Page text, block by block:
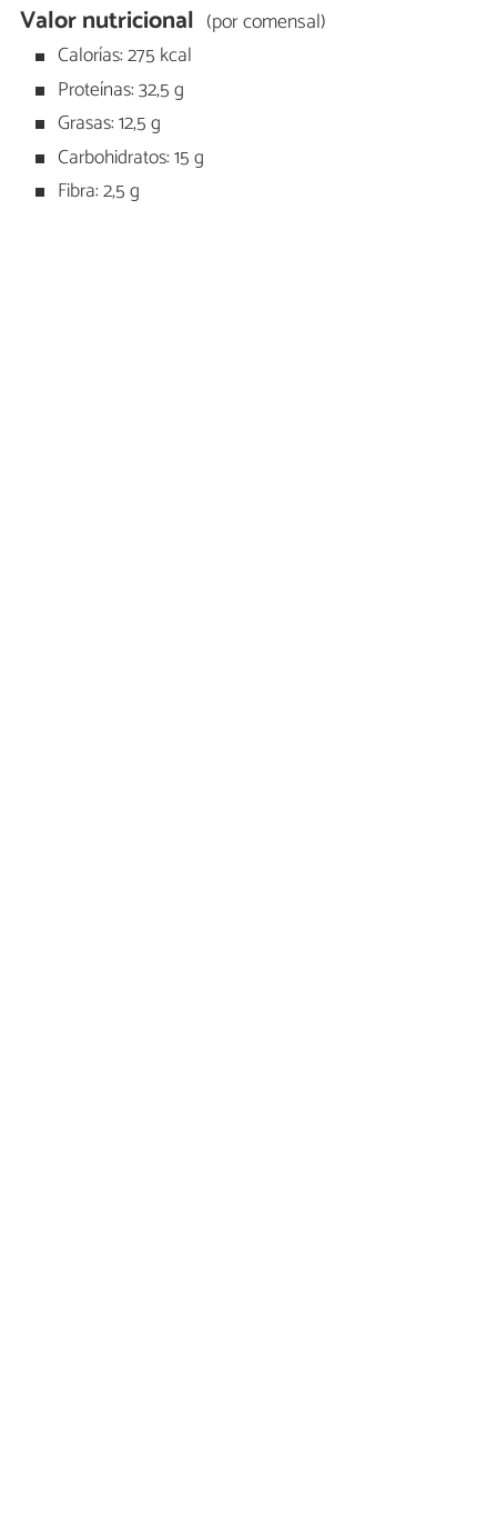
Valor nutricional (por comensal)
Calorías: 275 kcal
Proteínas: 32,5 g
Grasas: 12,5 g
Carbohidratos: 15 g
Fibra: 2,5 g